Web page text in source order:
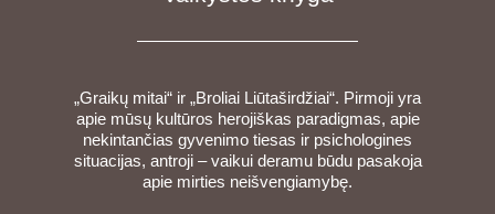
„Graikų mitai“ ir „Broliai Liūtaširdžiai“. Pirmoji yra
apie mūsų kultūros herojiškas paradigmas, apie
nekintančias gyvenimo tiesas ir psichologines
situacijas, antroji – vaikui deramu būdu pasakoja
apie mirties neišvengiamybę.